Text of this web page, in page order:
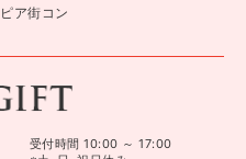
ピア街コン
受付時間 10:00 ～ 17:00